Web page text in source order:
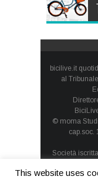
bicilive.it
al
© moma
cap.soc.
Società
This website uses